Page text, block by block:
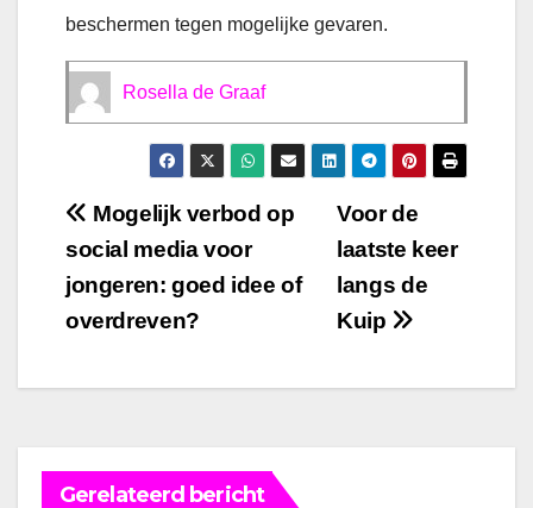
beschermen tegen mogelijke gevaren.
Rosella de Graaf
Bericht
navigatie
Voor de
laatste keer
langs de
Kuip
Mogelijk verbod op
social media voor
jongeren: goed idee of
overdreven?
Gerelateerd bericht